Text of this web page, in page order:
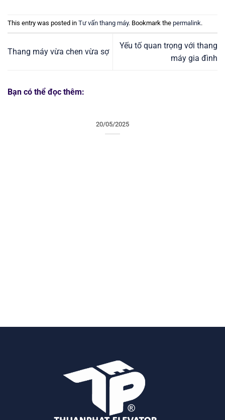
This entry was posted in Tư vấn thang máy. Bookmark the permalink.
Thang máy vừa chen vừa sợ
Yếu tố quan trọng với thang
máy gia đình
Bạn có thể đọc thêm:
20/05/2025